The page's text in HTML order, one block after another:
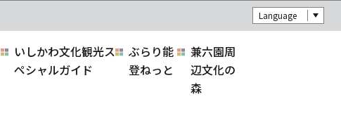
Language
いしかわ文化観光ス
ペシャルガイド
ぶらり能
登ねっと
兼六園周
辺文化の
森